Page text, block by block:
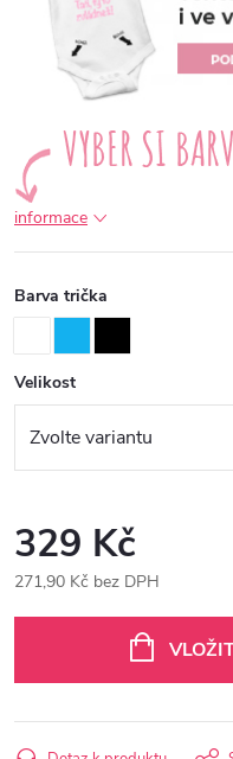
informace
Barva trička
Velikost
329 Kč
271,90 Kč bez DPH